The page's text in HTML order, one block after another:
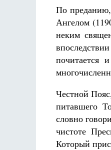
По
Ангелом
неким
почитается
Честной
питавшего
словно
чистоте
Который